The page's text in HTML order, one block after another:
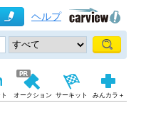
ヘルプ
オークション サーキット みんカラ＋